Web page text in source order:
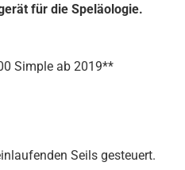
für die Speläologie.
Simple ab 2019**
Seils gesteuert.